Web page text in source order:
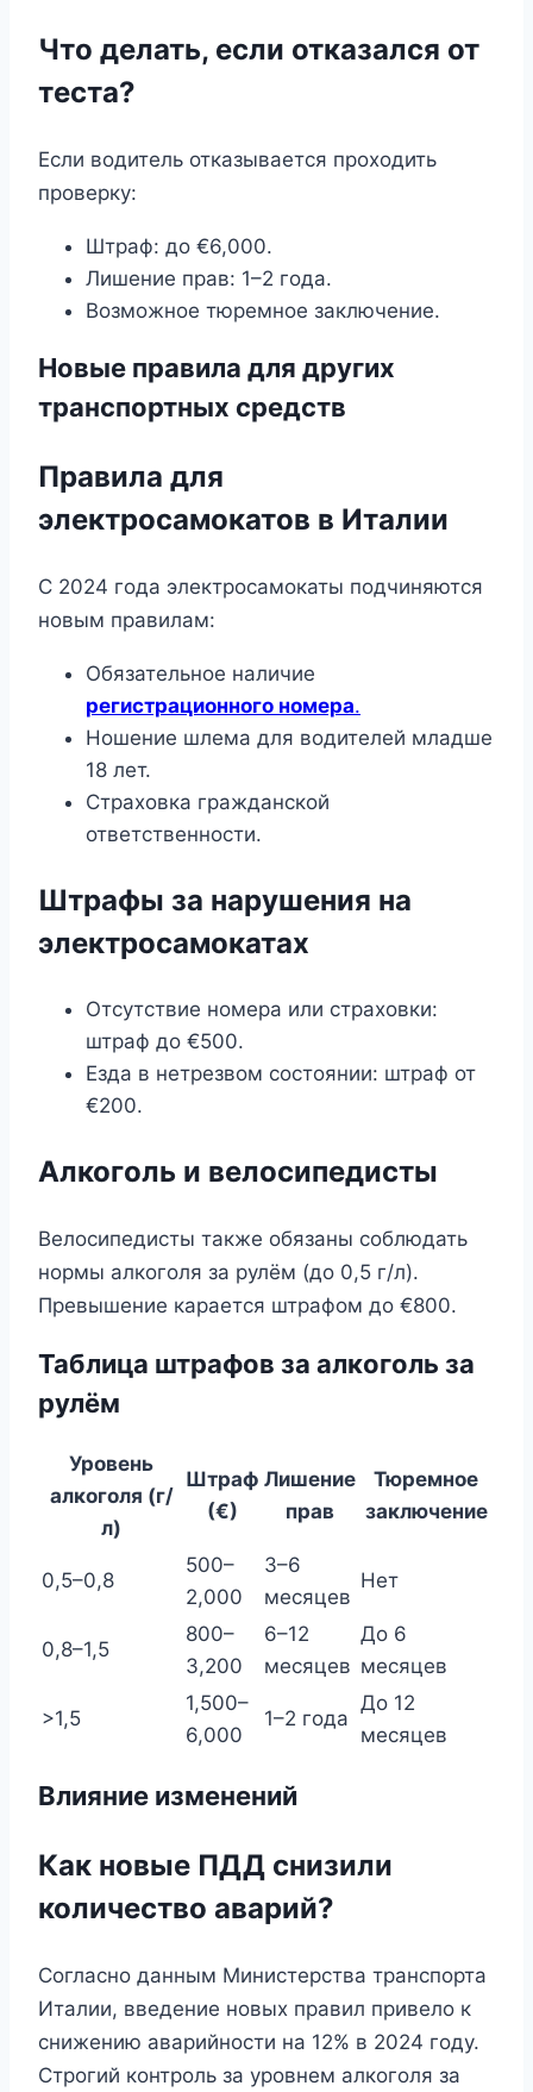
Что делать, если отказался от
теста?
Если водитель отказывается проходить
проверку:
Штраф: до €6,000.
Лишение прав: 1–2 года.
Возможное тюремное заключение.
Новые правила для других
транспортных средств
Правила для
электросамокатов в Италии
С 2024 года электросамокаты подчиняются
новым правилам:
Обязательное наличие
регистрационного номера.
Ношение шлема для водителей младше
18 лет.
Страховка гражданской
ответственности.
Штрафы за нарушения на
электросамокатах
Отсутствие номера или страховки:
штраф до €500.
Езда в нетрезвом состоянии: штраф от
€200.
Алкоголь и велосипедисты
Велосипедисты также обязаны соблюдать
нормы алкоголя за рулём (до 0,5 г/л).
Превышение карается штрафом до €800.
Таблица штрафов за алкоголь за
рулём
Уровень
алкоголя (г/
л)
Штраф
(€)
Лишение
прав
Тюремное
заключение
0,5–0,8
500–
2,000
3–6
месяцев
Нет
0,8–1,5
800–
3,200
6–12
месяцев
До 6
месяцев
>1,5
1,500–
6,000
1–2 года
До 12
месяцев
Влияние изменений
Как новые ПДД снизили
количество аварий?
Согласно данным Министерства транспорта
Италии, введение новых правил привело к
снижению аварийности на 12% в 2024 году.
Строгий контроль за уровнем алкоголя за